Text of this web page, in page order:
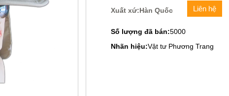
Xuất xứ:Hàn Quốc Liên hệ
Số lượng đã bán:5000
Nhãn hiệu:Vật tư Phương Trang